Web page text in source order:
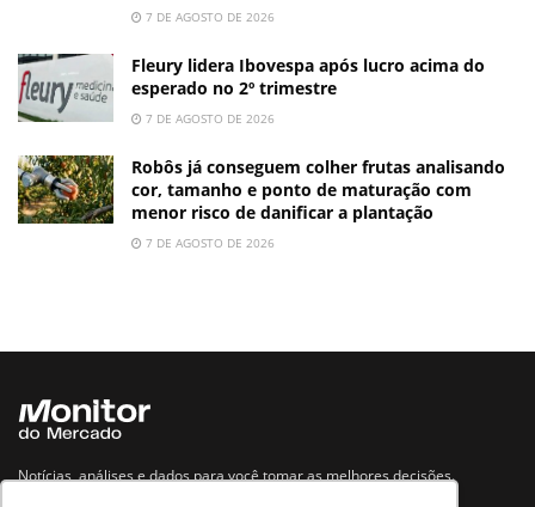
7 DE AGOSTO DE 2026
Fleury lidera Ibovespa após lucro acima do
esperado no 2º trimestre
7 DE AGOSTO DE 2026
Robôs já conseguem colher frutas analisando
cor, tamanho e ponto de maturação com
menor risco de danificar a plantação
7 DE AGOSTO DE 2026
Notícias, análises e dados para você tomar as melhores decisões.